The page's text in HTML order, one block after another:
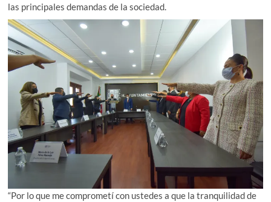
las principales demandas de la sociedad.
“Por lo que me comprometí con ustedes a que la tranquilidad de